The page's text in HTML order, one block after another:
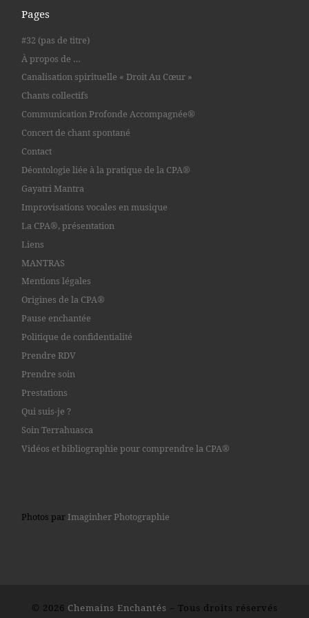
Pages
#32 (pas de titre)
À propos de …
Canalisation spirituelle « Droit Au Cœur »
Chants collectifs
Communication Profonde Accompagnée®
Concert de chant spontané
Contact
Déontologie liée à la pratique de la CPA®
Gayatri Mantra
Improvisations vocales en musique
La CPA®, présentation
Liens
MANTRAS
Mentions légales
Origines de la CPA®
Pause enchantée
Politique de confidentialité
Prendre RDV
Prendre soin
Prestations
Qui suis-je ?
Soin Terrahuasca
Vidéos et bibliographie pour comprendre la CPA®
Photos parImaginher Photographie
© 2026 Chemains Enchantés – Tous droits réservés